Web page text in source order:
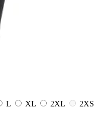
L XL 2XL
2XS